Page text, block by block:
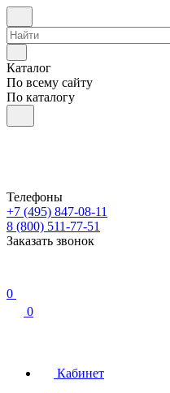
Каталог
По всему сайту
По каталогу
Телефоны
+7 (495) 847-08-11
8 (800) 511-77-51
Заказать звонок
0
0
Кабинет